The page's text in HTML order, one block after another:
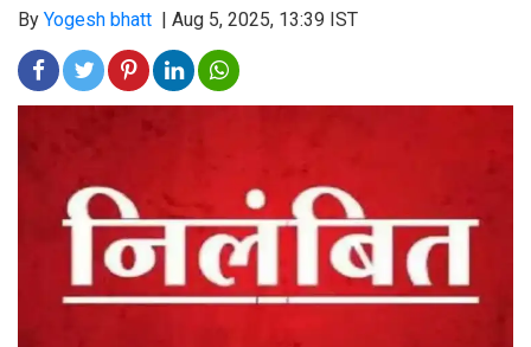
By Yogesh bhatt Aug 5, 2025, 13:39 IST